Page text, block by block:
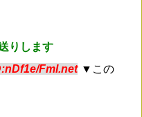
りします
FmI.net ▼この